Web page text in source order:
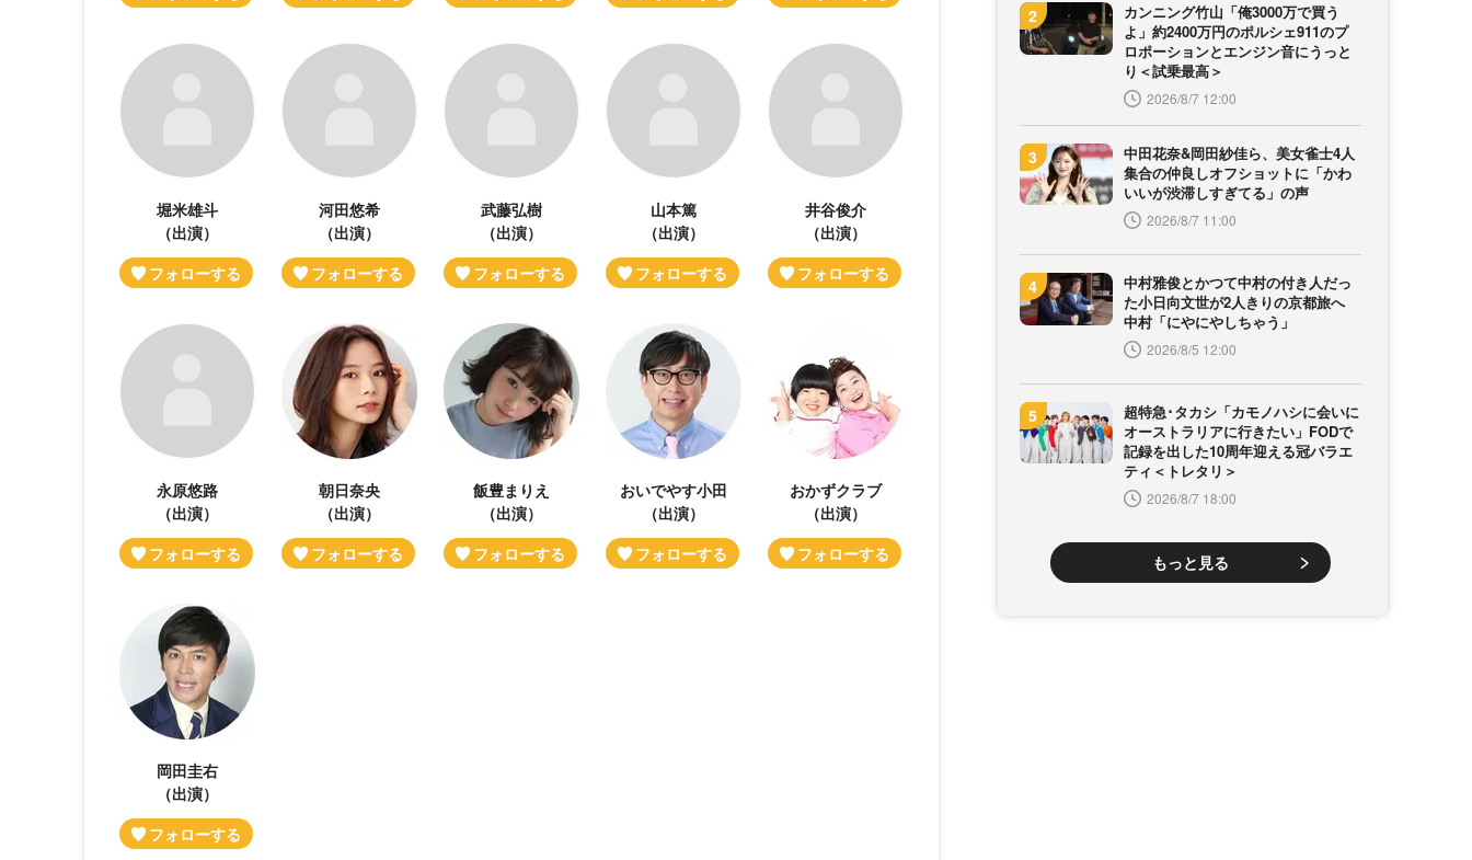
堀米雄斗
（出演）
河田悠希
（出演）
武藤弘樹
（出演）
山本篤
（出演）
井谷俊介
（出演）
永原悠路
（出演）
朝日奈央
（出演）
飯豊まりえ
（出演）
おいでやす小田
（出演）
おかずクラブ
（出演）
岡田圭右
（出演）
カンニング竹山「俺3000万で買う
よ」約2400万円のポルシェ911のプ
ロポーションとエンジン音にうっと
り＜試乗最高＞
2026/8/7 12:00
中田花奈&岡田紗佳ら、美女雀士4人
集合の仲良しオフショットに「かわ
いいが渋滞しすぎてる」の声
2026/8/7 11:00
中村雅俊とかつて中村の付き人だっ
た小日向文世が2人きりの京都旅へ
中村「にやにやしちゃう」
2026/8/5 12:00
超特急･タカシ「カモノハシに会いに
オーストラリアに行きたい」FODで
記録を出した10周年迎える冠バラエ
ティ＜トレタリ＞
2026/8/7 18:00
もっと見る